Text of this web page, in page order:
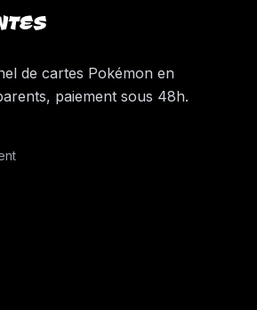
de cartes Pokémon en
paiement sous 48h.